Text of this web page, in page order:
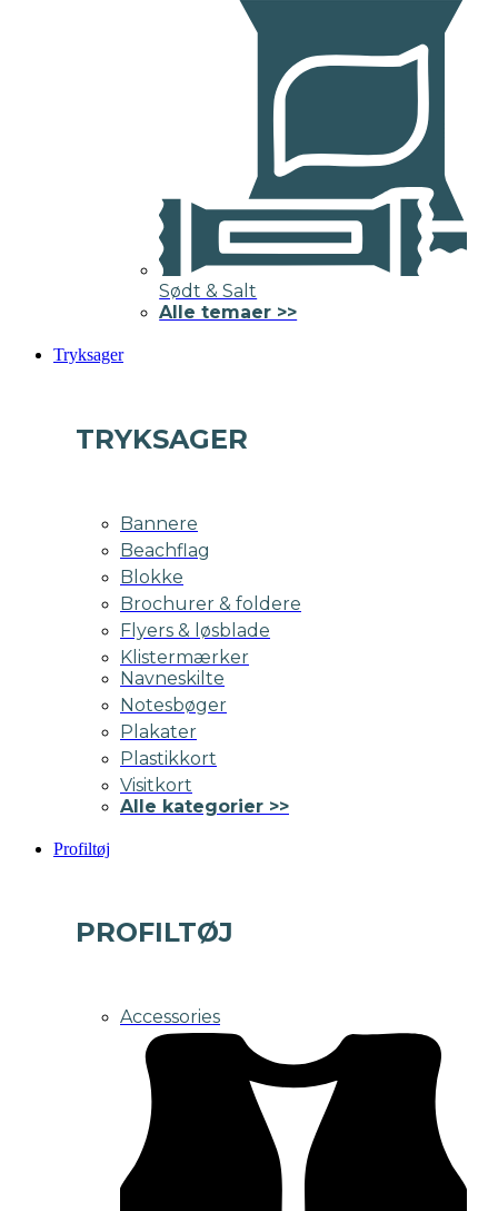
Sødt & Salt
Alle temaer >>
Tryksager
TRYKSAGER
Bannere
Beachflag
Blokke
Brochurer & foldere
Flyers & løsblade
Klistermærker
Navneskilte
Notesbøger
Plakater
Plastikkort
Visitkort
Alle kategorier >>
Profiltøj
PROFILTØJ
Accessories